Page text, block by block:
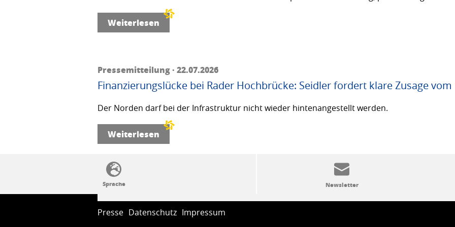
Weiterlesen
Pressemitteilung · 22.07.2026
Finanzierungslücke bei Rader Hochbrücke: Seidler fordert klare Zusage
Der Norden darf bei der Infrastruktur nicht wieder hintenangestellt werden.
Weiterlesen
SSW-Politik von A bis Z
Presse Datenschutz Impressum